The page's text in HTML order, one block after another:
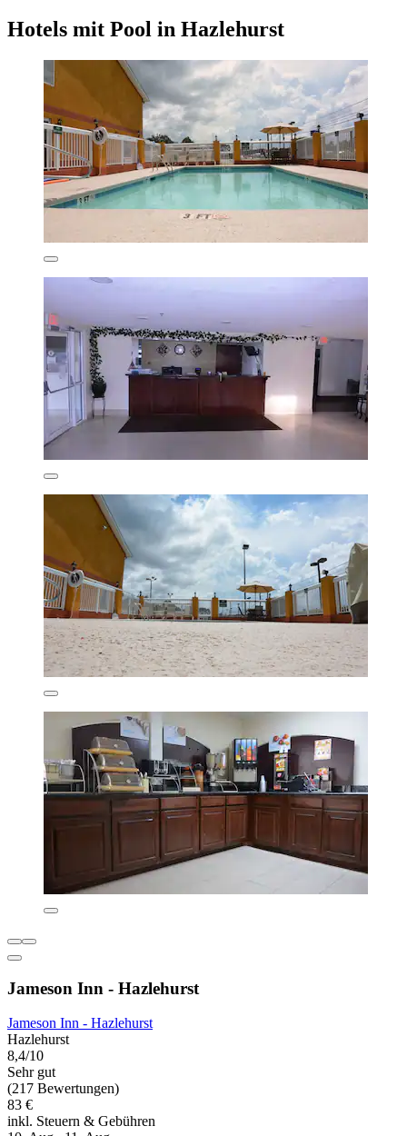
Hotels mit Pool in Hazlehurst
Jameson Inn - Hazlehurst
Jameson Inn - Hazlehurst
Hazlehurst
8,4/10
Sehr gut
(217 Bewertungen)
83 €
inkl. Steuern & Gebühren